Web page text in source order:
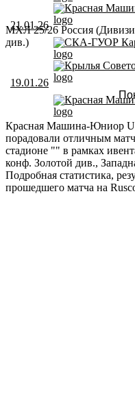
21.01.26
Красная
СКА-ГУОР
МХЛ 25/26 Россия
див.)
19.01.26
Крылья
Красная
Красная Машина-Юниор
порадовали отличным
стадионе "" в рамках
конф. Золотой див.,
Подробная статистика,
прошедшего матча на